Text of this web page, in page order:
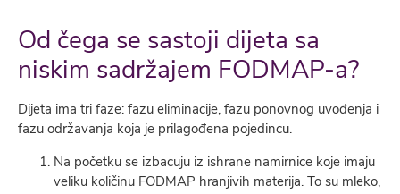
Od čega se sastoji dijeta sa
niskim sadržajem FODMAP-a?
Dijeta ima tri faze: fazu eliminacije, fazu ponovnog uvođenja i
fazu održavanja koja je prilagođena pojedincu.
Na početku se izbacuju iz ishrane namirnice koje imaju
veliku količinu FODMAP hranjivih materija. To su mleko,